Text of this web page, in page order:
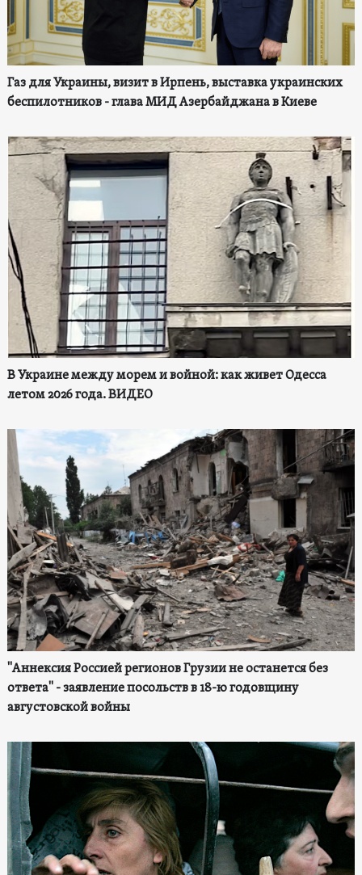
Газ для Украины, визит в Ирпень, выставка украинских
беспилотников - глава МИД Азербайджана в Киеве
В Украине между морем и войной: как живет Одесса
летом 2026 года. ВИДЕО
"Аннексия Россией регионов Грузии не останется без
ответа" - заявление посольств в 18-ю годовщину
августовской войны